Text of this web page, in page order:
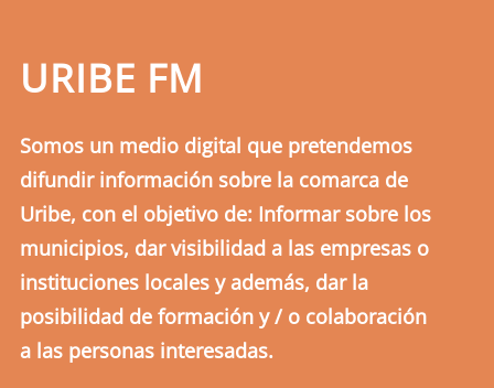
URIBE FM
Somos un medio digital que pretendemos
difundir información sobre la comarca de
Uribe, con el objetivo de: Informar sobre los
municipios, dar visibilidad a las empresas o
instituciones locales y además, dar la
posibilidad de formación y / o colaboración
a las personas interesadas.